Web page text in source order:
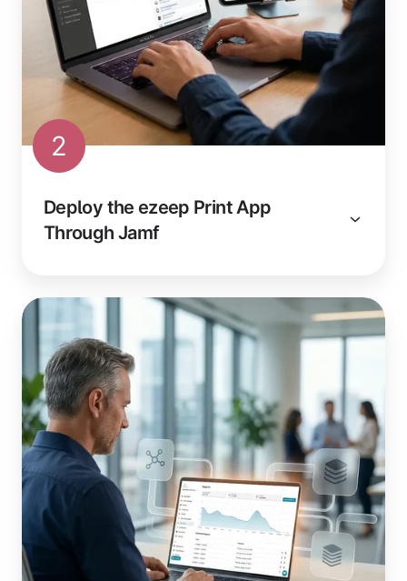
2
Deploy the ezeep Print App
Through Jamf